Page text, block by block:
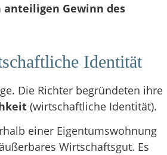
Gewinn des
Identität
Die Richter begründeten ihre
(wirtschaftliche Identität).
einer Eigentumswohnung
Wirtschaftsgut. Es